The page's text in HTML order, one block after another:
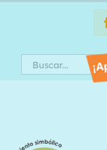
Search